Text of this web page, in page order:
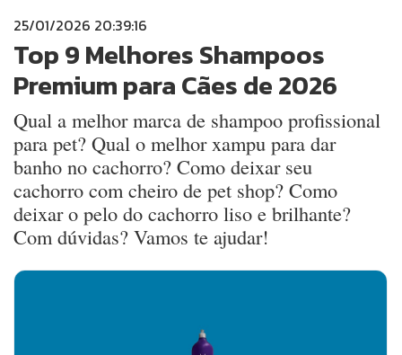
25/01/2026 20:39:16
Top 9 Melhores Shampoos
Premium para Cães de 2026
Qual a melhor marca de shampoo profissional
para pet? Qual o melhor xampu para dar
banho no cachorro? Como deixar seu
cachorro com cheiro de pet shop? Como
deixar o pelo do cachorro liso e brilhante?
Com dúvidas? Vamos te ajudar!